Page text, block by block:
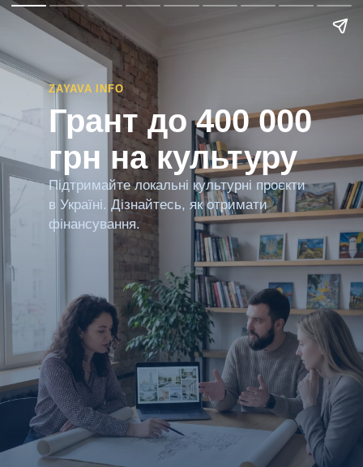
ZAYAVA INFO
Грант до 400 000
грн на культуру
Підтримайте локальні культурні проєкти
в Україні. Дізнайтесь, як отримати
фінансування.